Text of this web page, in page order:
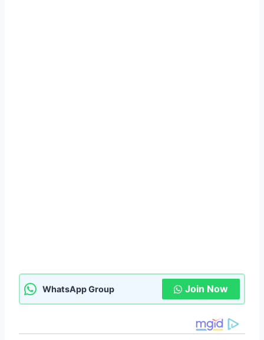
WhatsApp Group Join Now